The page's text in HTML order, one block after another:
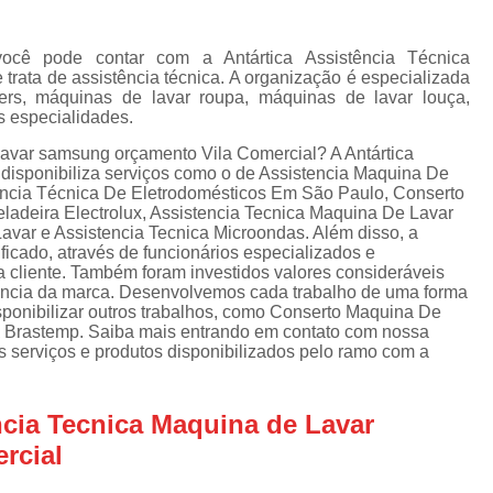
Assistencia Tecnica
Assistencia Tecnica Refrigerador Electrolux
Assistencia Tecnica Lavadora Secadora
Assistencia Tecnica Maquina Secadora de
Assistencia Tecnica
Assistencia Tecnica Samsung
Assistencia Tecnica Secadora a Gas
Assistencia Tecnica Secadora Enxuta
Assistencia Tecnica de Fogão
pode contar com a Antártica Assistência Técnica
de assistência técnica. A organização é especializada
máquinas de lavar roupa, máquinas de lavar louça,
especialidades.
samsung orçamento Vila Comercial? A Antártica
serviços como o de Assistencia Maquina De
Técnica De Eletrodomésticos Em São Paulo, Conserto
Electrolux, Assistencia Tecnica Maquina De Lavar
e Assistencia Tecnica Microondas. Além disso, a
através de funcionários especializados e
Também foram investidos valores consideráveis
da marca. Desenvolvemos cada trabalho de uma forma
outros trabalhos, como Conserto Maquina De
Saiba mais entrando em contato com nossa
e produtos disponibilizados pelo ramo com a
Tecnica Maquina de Lavar